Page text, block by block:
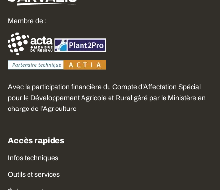
Membre de :
Avec la participation financière du Compte d’Affectation Spécial
pour le Développement Agricole et Rural géré par le Ministère en
charge de l’Agriculture
Accès rapides
Infos techniques
Outils et services